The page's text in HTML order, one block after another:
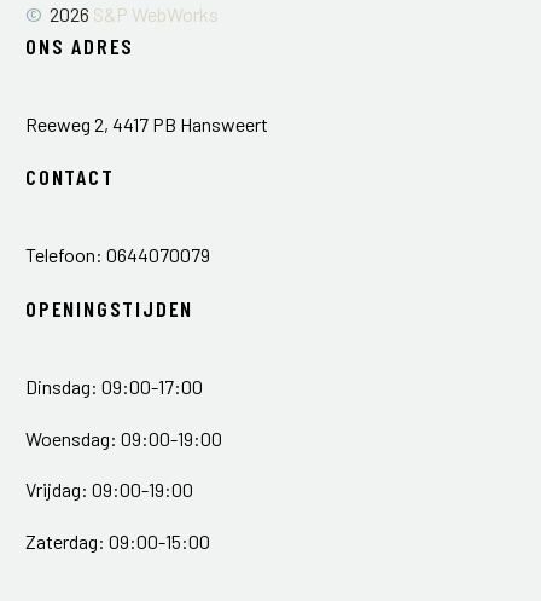
© 2026 S&P WebWorks
ONS ADRES
Reeweg 2, 4417 PB Hansweert
CONTACT
Telefoon: 0644070079
OPENINGSTIJDEN
Dinsdag: 09:00-17:00
Woensdag: 09:00-19:00
Vrijdag: 09:00-19:00
Zaterdag: 09:00-15:00